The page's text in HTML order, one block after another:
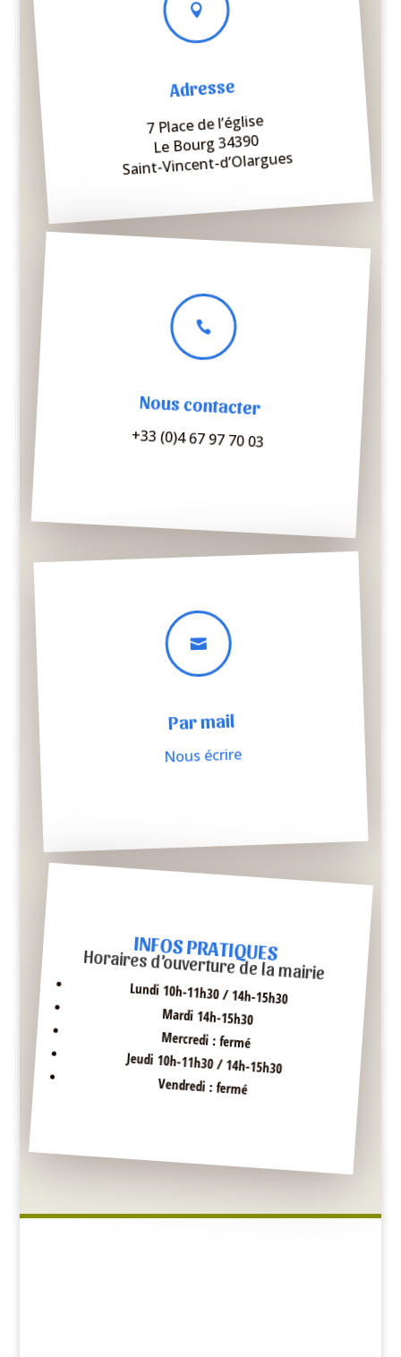

Adresse
7 Place de l’église
Le Bourg 34390
Saint-Vincent-d’Olargues

Nous contacter
+33 (0)4 67 97 70 03

Par mail
Nous écrire
INFOS PRATIQUES
Horaires d’ouverture de la mairie
Lundi 10h-11h30 / 14h-15h30
Mardi 14h-15h30
Mercredi : fermé
Jeudi 10h-11h30 / 14h-15h30
Vendredi : fermé